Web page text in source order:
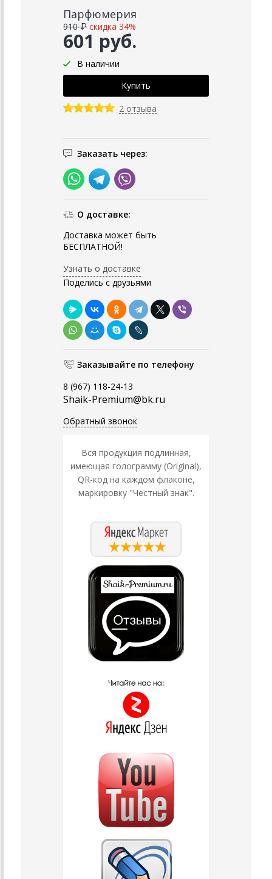
Парфюмерия
601 руб.
910 ₽ скидка 34%
В наличии
2 отзыва
Заказать через:
О доставке:
Доставка может быть
БЕСПЛАТНОЙ!
Узнать о доставке
Поделись с друзьями
Заказывайте по телефону
8 (967) 118-24-13
Shaik-Premium@bk.ru
Обратный звонок
Вся продукция подлинная,
имеющая голограмму (Original),
QR-код на каждом флаконе,
маркировку "Честный знак".